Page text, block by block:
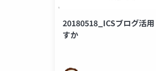
20180518_ICSブログ活
すか